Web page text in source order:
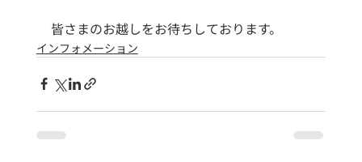
皆さまのお越しをお待ちしております。
インフォメーション